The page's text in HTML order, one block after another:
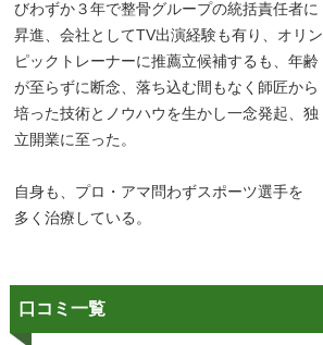
びわずか３年で整骨グループの統括責任者に
昇進、会社としてTV出演経験も有り、オリン
ピックトレーナーに推薦立候補するも、年齢
が至らずに断念、落ち込む間もなく師匠から
培った技術とノウハウを生かし一念発起、独
立開業に至った。
自身も、プロ・アマ問わずスポーツ選手を
多く治療している。
口コミ一覧